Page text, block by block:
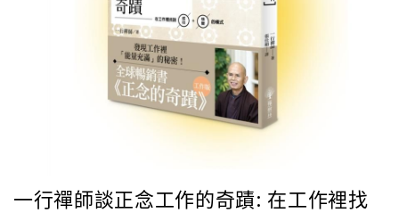
一行禪師談正念工作的奇蹟: 在工作裡找